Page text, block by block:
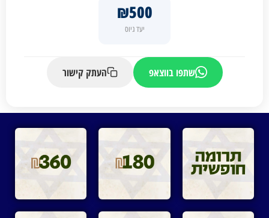
₪500
יעד גיוס
שתפו בווצאפ העתק קישור